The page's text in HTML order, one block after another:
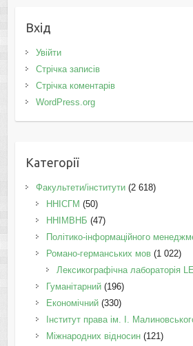
Вхід
Увійти
Стрічка записів
Стрічка коментарів
WordPress.org
Категорії
Факультети/інститути(2 618)
ННІСГМ (50)
ННІМВНБ (47)
Політико-інформаційного
Романо-германських мов(1 022)
Лексикографічна лабораторія
Гуманітарний(196)
Економічний(330)
Інститут права ім. І.
Міжнародних відносин(121)